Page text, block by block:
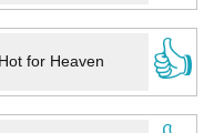
for Heaven
👍